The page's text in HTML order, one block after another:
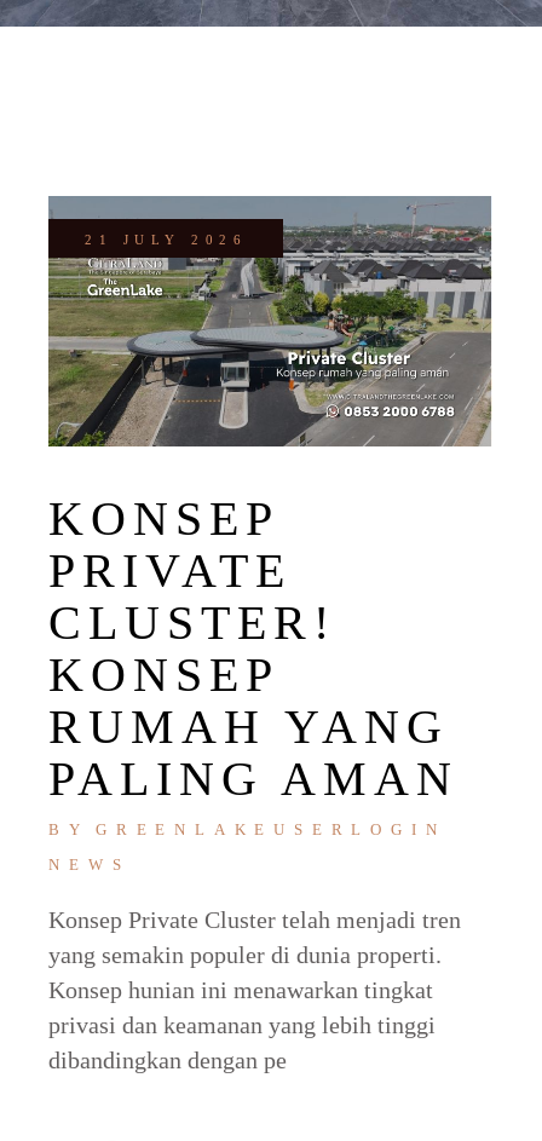
21 JULY 2026
KONSEP
PRIVATE
CLUSTER!
KONSEP
RUMAH YANG
PALING AMAN
BY
GREENLAKEUSERLOGIN
NEWS
Konsep Private Cluster telah menjadi tren
yang semakin populer di dunia properti.
Konsep hunian ini menawarkan tingkat
privasi dan keamanan yang lebih tinggi
dibandingkan dengan pe